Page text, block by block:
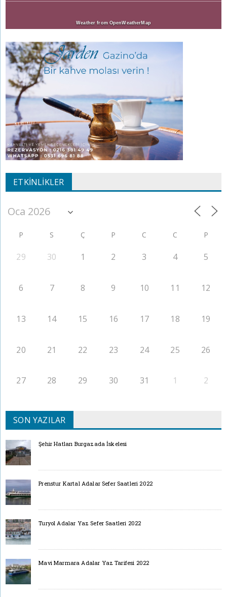
Weather from OpenWeatherMap
ETKINLIKLER
P S Ç P C C P
29 30 1 2 3 4 5
6 7 8 9 10 11 12
13 14 15 16 17 18 19
20 21 22 23 24 25 26
27 28 29 30 31 1 2
SON YAZILAR
Şehir Hatları Burgazada İskelesi
Prenstur Kartal Adalar Sefer Saatleri 2022
Turyol Adalar Yaz Sefer Saatleri 2022
Mavi Marmara Adalar Yaz Tarifesi 2022